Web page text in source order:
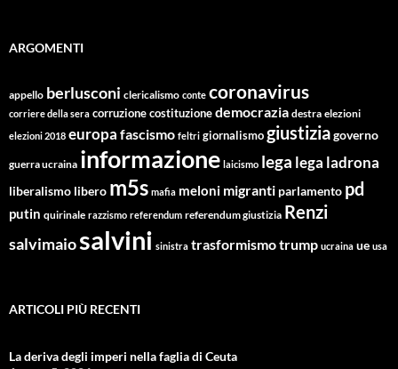
ARGOMENTI
appello berlusconi clericalismo conte coronavirus
corriere della sera corruzionecostituzionedemocrazia destra elezioni
elezioni 2018 europa fascismo feltri giornalismogiustiziagoverno
guerra ucraina informazione laicismo lega lega ladrona
liberalismo libero m5s mafia meloni migranti parlamento pd
putin quirinale razzismo referendum referendum giustizia Renzi
salvimaiosalvini sinistra trasformismotrump ucraina ue usa
ARTICOLI PIÙ RECENTI
La deriva degli imperi nella faglia di Ceuta